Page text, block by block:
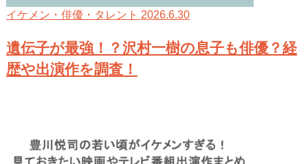
イケメン・俳優・タレント 2026.6.30
遺伝子が最強！？沢村一樹の息子も俳優？経
歴や出演作を調査！